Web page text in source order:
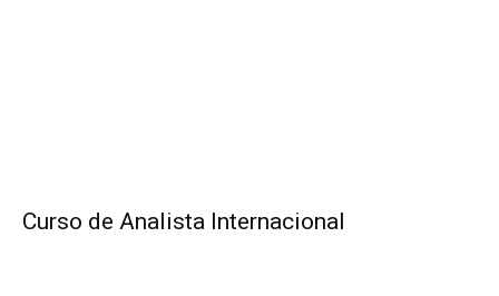
Curso de Analista Internacional